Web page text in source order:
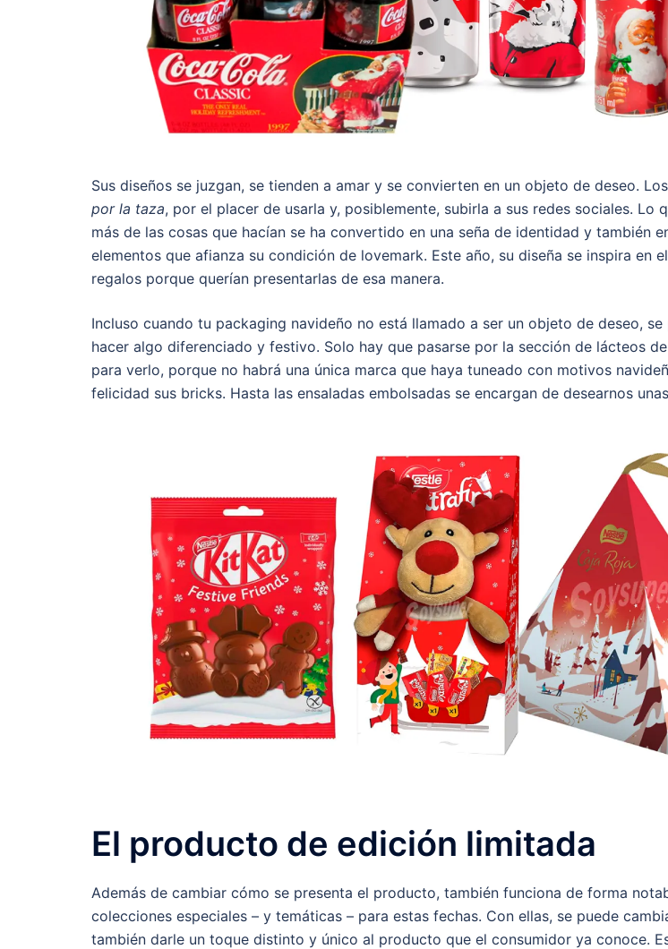
Sus diseños se juzgan, se tienden a amar y se convierten en un objeto de deseo.
por la taza, por el placer de usarla y, posiblemente, subirla a sus redes sociales. Lo
más de las cosas que hacían se ha convertido en una seña de identidad y también
elementos que afianza su condición de lovemark. Este año, su diseña se inspira en
regalos porque querían presentarlas de esa manera.
Incluso cuando tu packaging navideño no está llamado a ser un objeto de deseo,
hacer algo diferenciado y festivo. Solo hay que pasarse por la sección de lácteos
para verlo, porque no habrá una única marca que haya tuneado con motivos
felicidad sus bricks. Hasta las ensaladas embolsadas se encargan de desearnos
El producto de edición limitada
Además de cambiar cómo se presenta el producto, también funciona de forma
colecciones especiales – y temáticas – para estas fechas. Con ellas, se puede
también darle un toque distinto y único al producto que el consumidor ya conoce.